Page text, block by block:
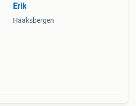
Erik
Haaksbergen